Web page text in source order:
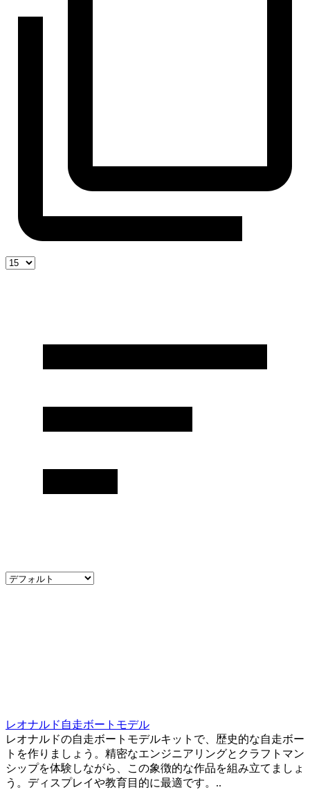
レオナルド自走ボートモデル
レオナルドの自走ボートモデルキットで、歴史的な自走ボー
トを作りましょう。精密なエンジニアリングとクラフトマン
シップを体験しながら、この象徴的な作品を組み立てましょ
う。ディスプレイや教育目的に最適です。..